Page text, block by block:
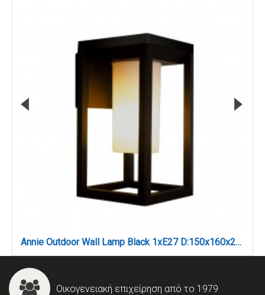
Annie Outdoor Wall Lamp Black 1xE27 D:150x160x270mm (80206114)
Οικογενειακή επιχείρηση από το 1979